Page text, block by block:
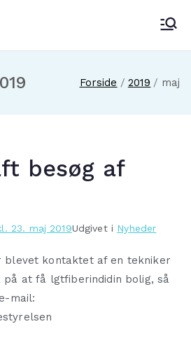
Forside 2019 maj
besøg af
23. maj 2019Udgivet i Nyheder
blevet kontaktet af en tekniker
på at få lgtfiberindidin bolig, så
mail: